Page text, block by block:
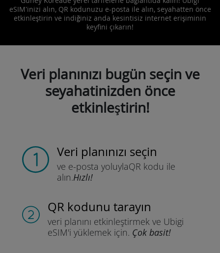
eSIM'inizi alın, QR kodunuzu e-posta ile alın, seyahatten önce
etkinleştirin ve indiğiniz anda kesintisiz internet erişiminin
keyfini çıkarın!
Veri planınızı bugün seçin ve
seyahatinizden önce
etkinleştirin!
Veri planınızı seçin
ve e-posta yoluylaQR kodu ile
alın.Hızlı!
QR kodunu tarayın
veri planını etkinleştirmek ve Ubigi
eSIM'i yüklemek için. Çok basit!